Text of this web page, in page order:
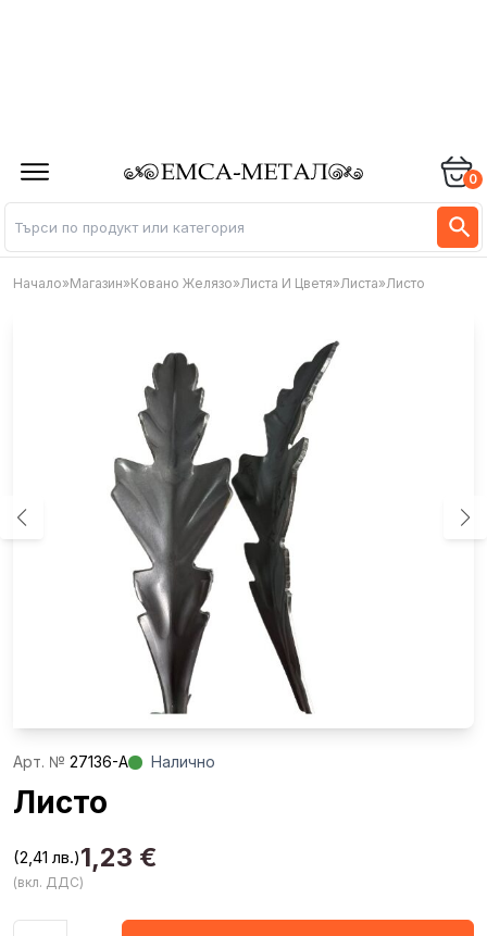
0
Начало»Магазин»Ковано Желязо»Листа И Цветя»Листа»Листо
Aрт. № 27136-A Налично
Листо
1,23 €
(2,41 лв.)
(вкл. ДДС)